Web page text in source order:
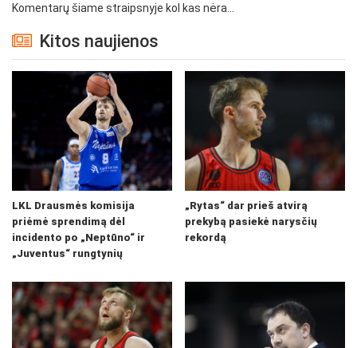
Komentarų šiame straipsnyje kol kas nėra...
Kitos naujienos
LKL Drausmės komisija
priėmė sprendimą dėl
incidento po „Neptūno“ ir
„Juventus“ rungtynių
„Rytas“ dar prieš atvirą
prekybą pasiekė narysčių
rekordą